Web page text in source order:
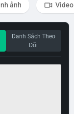
ảnh Video
Danh Sách Theo
Dõi